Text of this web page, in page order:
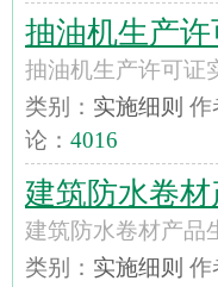
抽油机生产许
抽油机生产许可证
类别： 实施细则 作
论： 4016
建筑防水卷
建筑防水卷材产品
类别： 实施细则 作